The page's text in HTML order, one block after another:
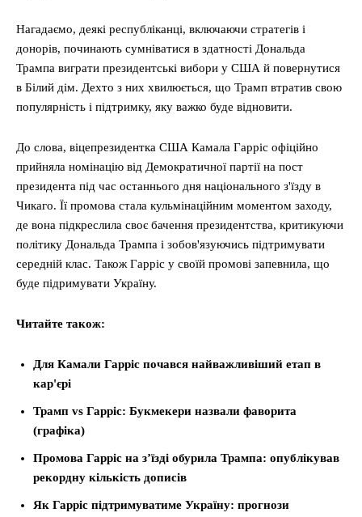
Нагадаємо, деякі республіканці, включаючи стратегів і
донорів, починають сумніватися в здатності Дональда
Трампа виграти президентські вибори у США й повернутися
в Білий дім. Дехто з них хвилюється, що Трамп втратив свою
популярність і підтримку, яку важко буде відновити.
До слова, віцепрезидентка США Камала Гарріс офіційно
прийняла номінацію від Демократичної партії на пост
президента під час останнього дня національного з'їзду в
Чикаго. Її промова стала кульмінаційним моментом заходу,
де вона підкреслила своє бачення президентства, критикуючи
політику Дональда Трампа і зобов'язуючись підтримувати
середній клас. Також Гарріс у своїй промові запевнила, що
буде підримувати Україну.
Читайте також:
Для Камали Гарріс почався найважливіший етап в
кар'єрі
Трамп vs Гарріс: Букмекери назвали фаворита
(графіка)
Промова Гарріс на з’їзді обурила Трампа: опублікував
рекордну кількість дописів
Як Гарріс підтримуватиме Україну: прогнози